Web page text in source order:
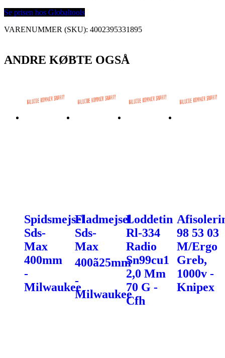
Se prisen hos Globaltools
VARENUMMER (SKU): 4002395331895
ANDRE KØBTE OGSÅ
Spidsmejsel
Sds-
Max
400mm
-
Milwaukee
Fladmejsel
Sds-
Max
400ã25mm
-
Milwaukee
Loddetin
Rl-334
Radio
Sn99cu1
2,0 Mm
70 G -
Cfh
98 53 03
M/Ergo
Greb,
1000v -
Knipex